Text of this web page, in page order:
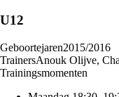
U12
Geboortejaren2015/2016
TrainersAnouk Olijve,
Trainingsmomenten